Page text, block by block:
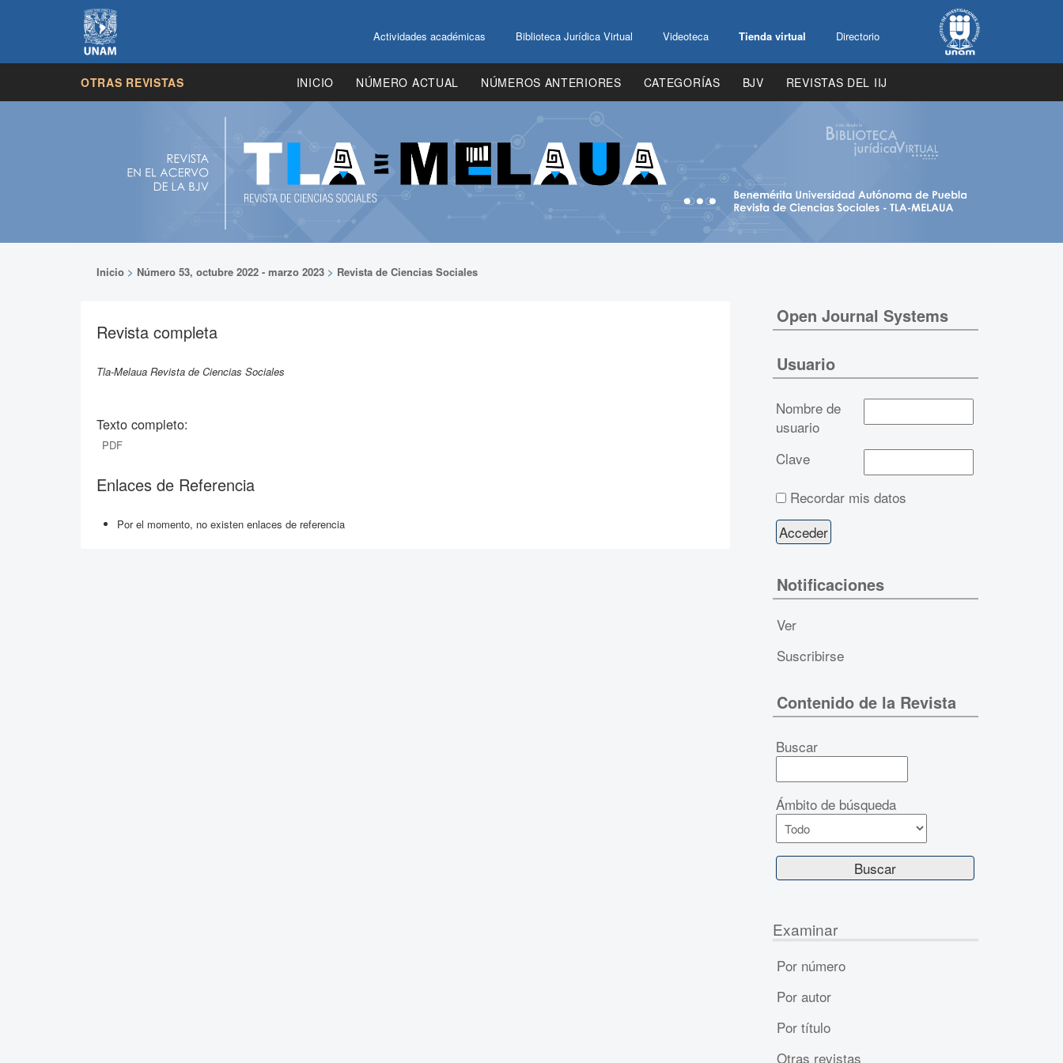
Actividades académicas Biblioteca Jurídica Virtual Videoteca Tienda virtual Directorio
OTRAS REVISTAS INICIO NÚMERO ACTUAL NÚMEROS ANTERIORES CATEGORÍAS BJV REVISTAS DEL IIJ
Inicio > Número 53, octubre 2022 - marzo 2023 > Revista de Ciencias Sociales
Revista completa
Tla-Melaua Revista de Ciencias Sociales
Texto completo:
PDF
Enlaces de Referencia
Por el momento, no existen enlaces de referencia
Open Journal Systems
Usuario
Nombre de
usuario
Clave
Recordar mis datos
Notificaciones
Ver
Suscribirse
Contenido de la Revista
Buscar
Ámbito de búsqueda
Examinar
Por número
Por autor
Por título
Otras revistas